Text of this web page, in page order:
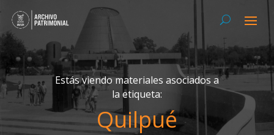
Estás viendo materiales asociados a
la etiqueta:
Quilpué